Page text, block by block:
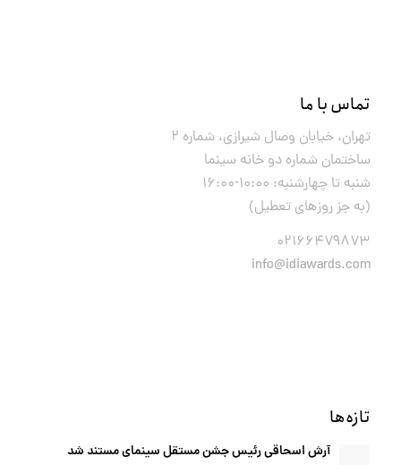
تماس با ما
تهران، خیابان وصال شیرازی، شماره ۲
ساختمان شماره دو خانه سینما
شنبه تا چهارشنبه: ۱۰:۰۰-۱۶:۰۰
(به جز روزهای تعطیل)
۰۲۱۶۶۴۷۹۸۷۳
info@idiawards.com
تازه‌ها
آرش اسحاقی رئیس جشن مستقل سینمای مستند شد